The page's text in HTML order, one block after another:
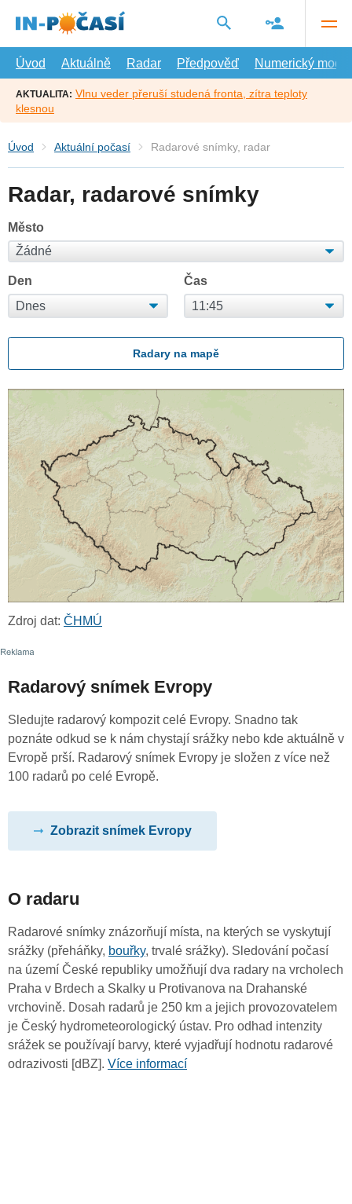
hlavní
Úvod
Aktuálně Radar Předpověď Numerický model
AKTUALITA: Vlnu veder přeruší studená fronta, zítra teploty
klesnou
Úvod Aktuální počasí Radarové snímky, radar
Radar, radarové snímky
Město
Den Čas
Radary na mapě
Zdroj dat: ČHMÚ
Radarový snímek Evropy
Sledujte radarový kompozit celé Evropy. Snadno tak
poznáte odkud se k nám chystají srážky nebo kde aktuálně v
Evropě prší. Radarový snímek Evropy je složen z více než
100 radarů po celé Evropě.
Zobrazit snímek Evropy
O radaru
Radarové snímky znázorňují místa, na kterých se vyskytují
srážky (přeháňky, bouřky, trvalé srážky). Sledování počasí
na území České republiky umožňují dva radary na vrcholech
Praha v Brdech a Skalky u Protivanova na Drahanské
vrchovině. Dosah radarů je 250 km a jejich provozovatelem
je Český hydrometeorologický ústav. Pro odhad intenzity
srážek se používají barvy, které vyjadřují hodnotu radarové
odrazivosti [dBZ]. Více informací